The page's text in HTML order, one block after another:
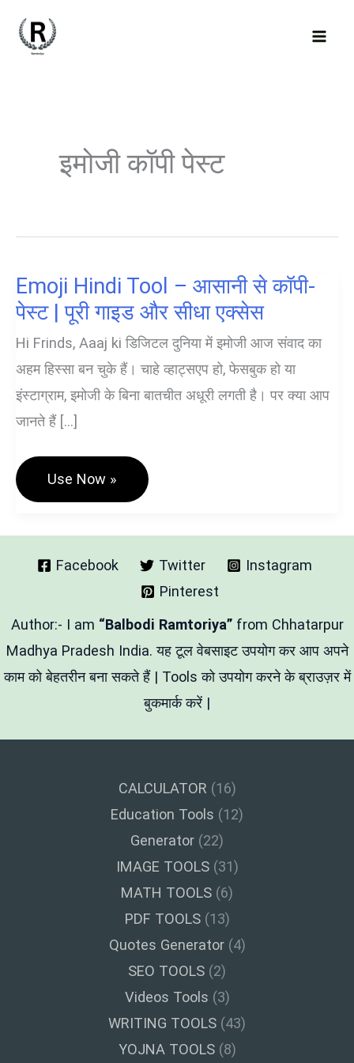
इमोजी कॉपी पेस्ट
Emoji Hindi Tool – आसानी से कॉपी-
पेस्ट | पूरी गाइड और सीधा एक्सेस
Hi Frinds, Aaaj ki डिजिटल दुनिया में इमोजी आज संवाद का
अहम हिस्सा बन चुके हैं। चाहे व्हाट्सएप हो, फेसबुक हो या
इंस्टाग्राम, इमोजी के बिना बातचीत अधूरी लगती है। पर क्या आप
जानते हैं […]
Emoji
Tool
आसानी
कॉपी-
पेस्ट
गाइड
और
सीधा
Use Now »
Facebook Twitter
Instagram
Pinterest
Author:- I am “Balbodi Ramtoriya” from Chhatarpur
Madhya Pradesh India. यह टूल वेबसाइट उपयोग कर आप अपने
काम को बेहतरीन बना सकते हैं | Tools को उपयोग करने के ब्राउज़र में
बुकमार्क करें |
CALCULATOR (16)
Education Tools (12)
Generator (22)
IMAGE TOOLS(31)
MATH TOOLS (6)
PDF TOOLS(13)
Quotes Generator(4)
SEO TOOLS (2)
Videos Tools (3)
WRITING TOOLS (43)
YOJNA TOOLS(8)